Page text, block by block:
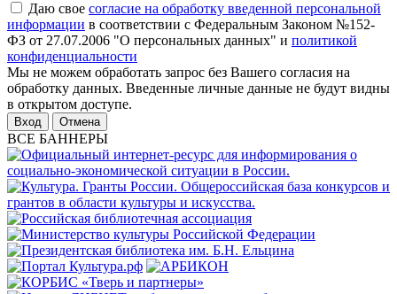
Даю свое согласие на обработку введенной персональной
информации в соответствии с Федеральным Законом №152-
ФЗ от 27.07.2006 "О персональных данных" и политикой
конфиденциальности
Мы не можем обработать запрос без Вашего согласия на
обработку данных. Введенные личные данные не будут видны
в открытом доступе.
Отмена
ВСЕ БАННЕРЫ